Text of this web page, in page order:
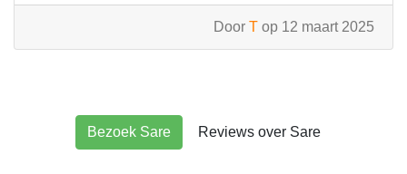
Door T op 12 maart 2025
Bezoek Sare Reviews over Sare